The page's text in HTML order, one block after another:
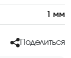
1 мм
Поделиться